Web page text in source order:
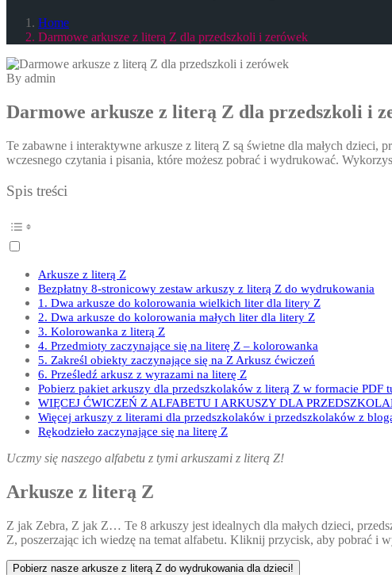
Home
Darmowe arkusze z literą Z dla przedszkoli i zerówek
By admin
Darmowe arkusze z literą Z dla przedszkoli i
Te zabawne i interaktywne arkusze z literą Z są świetne dla małych
wczesnego czytania i pisania, które możesz pobrać i wydrukować.
Spis treści
Arkusze z literą Z
Bezpłatny 8-stronicowy zestaw arkuszy z literą Z do wydrukowania
1. Dwa arkusze do kolorowania wielkich liter dla litery Z
2. Dwa arkusze do kolorowania małych liter dla litery Z
3. Kolorowanka z literą Z
4. Przedmioty zaczynające się na literę Z – kolorowanka
5. Zakreśl obiekty zaczynające się na Z Arkusz ćwiczeń
6. Prześledź arkusz z wyrazami na literę Z
Pobierz pakiet arkuszy dla przedszkolaków z literą Z w formacie PDF
WIĘCEJ ĆWICZEŃ Z ALFABETU I ARKUSZY DLA
Więcej arkuszy z literami dla przedszkolaków i przedszkolaków z
Rękodzieło zaczynające się na literę Z
Uczmy się naszego alfabetu z tymi arkuszami z literą Z!
Arkusze z literą Z
Z jak Zebra, Z jak Z… Te 8 arkuszy jest idealnych dla małych dzieci,
Z, poszerzając ich wiedzę na temat alfabetu. Kliknij przycisk, aby pobrać i
Pobierz nasze arkusze z literą Z do wydrukowania dla dzieci!